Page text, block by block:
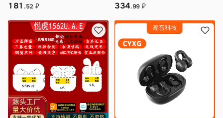
181 .52 ₽ 334.99 ₽